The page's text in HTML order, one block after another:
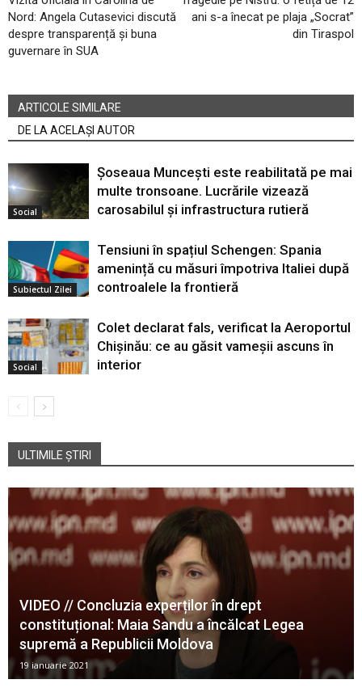
Nord: Angela Cutasevici discută
despre transparență și buna
guvernare în SUA
ani s-a înecat pe plaja „Socrat”
din Tiraspol
ARTICOLE SIMILARE
DE LA ACELAȘI AUTOR
Social
Șoseaua Muncești este reabilitată pe mai
multe tronsoane. Lucrările vizează
carosabilul și infrastructura rutieră
Subiectul Zilei
Tensiuni în spațiul Schengen: Spania
amenință cu măsuri împotriva Italiei după
controalele la frontieră
Social
Colet declarat fals, verificat la Aeroportul
Chișinău: ce au găsit vameșii ascuns în
interior
ULTIMILE ȘTIRI
VIDEO // Concluzia experților în drept
constituțional: Maia Sandu a încălcat Legea
supremă a Republicii Moldova
19 ianuarie 2021